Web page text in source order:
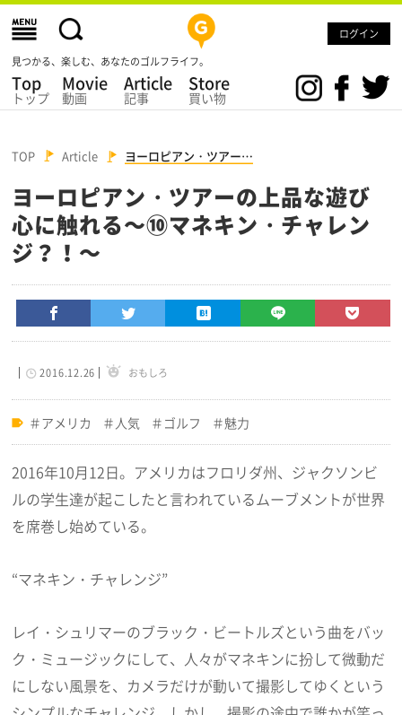
ログイン
見つかる、楽しむ、あなたのゴルフライフ。
Top
トップ
Movie
動画
Article
記事
Store
買い物
TOP Article ヨーロピアン・ツアー…
ヨーロピアン・ツアーの上品な遊び
心に触れる～⑩マネキン・チャレン
ジ？！～
2016.12.26 おもしろ
アメリカ 人気 ゴルフ 魅力
2016年10月12日。アメリカはフロリダ州、ジャクソンビ
ルの学生達が起こしたと言われているムーブメントが世界
を席巻し始めている。
“マネキン・チャレンジ”
レイ・シュリマーのブラック・ビートルズという曲をバッ
ク・ミュージックにして、人々がマネキンに扮して微動だ
にしない風景を、カメラだけが動いて撮影してゆくという